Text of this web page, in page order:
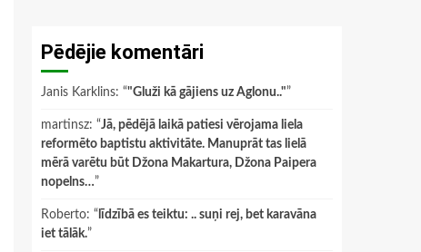
Pēdējie komentāri
Janis Karklins: “"Gluži kā gājiens uz Aglonu.."”
martinsz: “Jā, pēdējā laikā patiesi vērojama liela
reformēto baptistu aktivitāte. Manuprāt tas lielā
mērā varētu būt Džona Makartura, Džona Paipera
nopelns…”
Roberto: “ līdzībā es teiktu: .. suņi rej, bet karavāna
iet tālāk.”